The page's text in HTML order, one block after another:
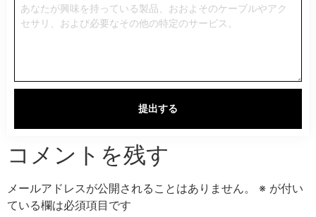
提出する
コメントを残す
メールアドレスが公開されることはありません。 ※ が付い
ている欄は必須項目です